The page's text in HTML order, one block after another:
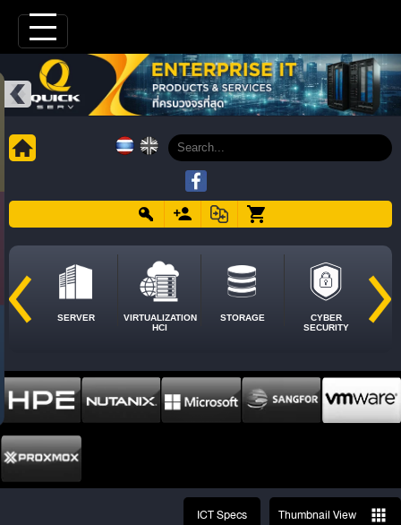
SERVER
VIRTUALIZATION
HCI
STORAGE
CYBER
SECURITY
ICT Specs Thumbnail View